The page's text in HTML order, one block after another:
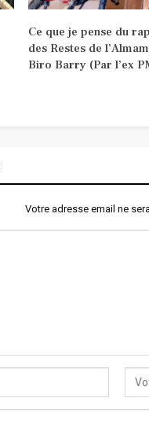
Ce que je pense du
des Restes de
Biro Barry (Par l’ex
Votre adresse email ne